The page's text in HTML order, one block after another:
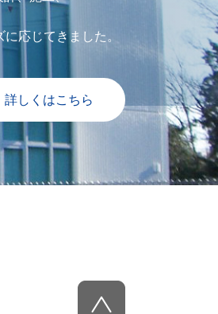
応じてきました。
詳しくはこちら